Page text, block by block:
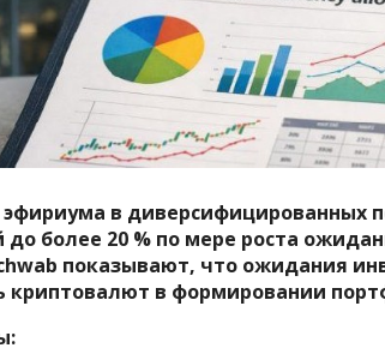
в диверсифицированных
до более 20 % по мере роста
показывают, что ожидания
криптовалют в формировании